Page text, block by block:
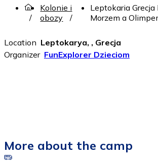
Kolonie i
obozy
Leptokaria Grecja
Morzem a
Location Leptokarya, , Grecja
Organizer FunExplorer Dzieciom
More about the camp